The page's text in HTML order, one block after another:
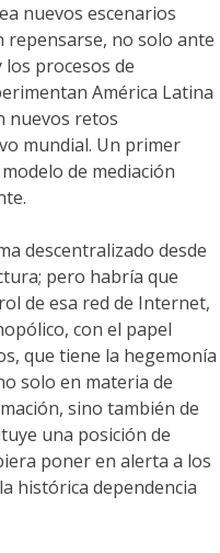
nuevos escenarios
repensarse, no solo ante
procesos de
América Latina
nuevos retos
mundial. Un primer
de mediación
descentralizado desde
pero habría que
de esa red de Internet,
con el papel
que tiene la hegemonía
solo en materia de
sino también de
una posición de
poner en alerta a los
histórica dependencia